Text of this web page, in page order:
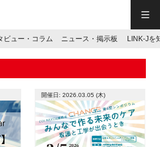
ビュー・コラム ニュース・掲示板 LINK-Jを
開催日: 2026.03.05 (木)